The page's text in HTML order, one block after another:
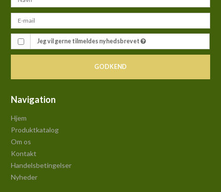
Jeg vil gerne tilmeldes nyhedsbrevet
GODKEND
Navigation
Hjem
Produktkatalog
Om os
Kontakt
Handelsbetingelser
Nyheder